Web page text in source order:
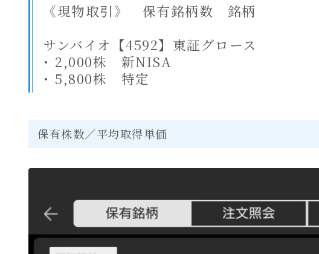
《現物取引》 保有銘柄数 銘柄
サンバイオ【4592】東証グロース
･ 2,000株 新NISA
･ 5,800株 特定
保有株数／平均取得単価